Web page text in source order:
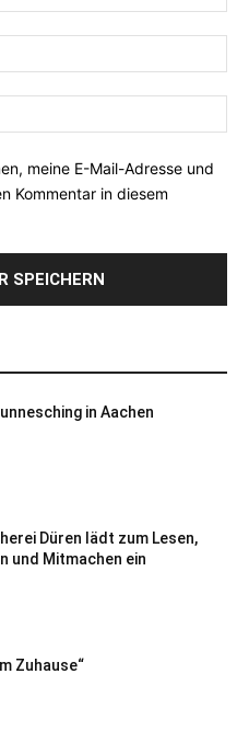
meine E-Mail-Adresse und
Kommentar in diesem
in Aachen
Düren lädt zum Lesen,
und Mitmachen ein
Zuhause“